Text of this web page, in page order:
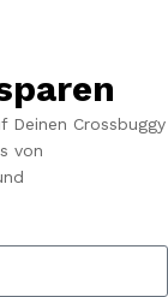
Deinen Crossbuggy
von